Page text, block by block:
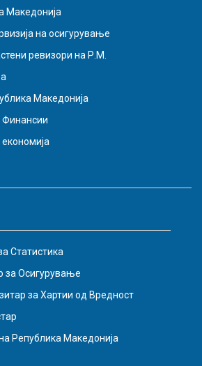
Македонија
на осигурување
ревизори на Р.М.
Македонија
Финансии
Статистика
за Осигурување
за Хартии од Вредност
Република Македонија